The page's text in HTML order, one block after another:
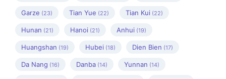
Garze (23) Tian Yue (22) Tian Kui (22)
Hunan (21) Hanoi (21) Anhui (19)
Huangshan (19) Hubei (18) Dien Bien (17)
Da Nang (16) Danba (14) Yunnan (14)